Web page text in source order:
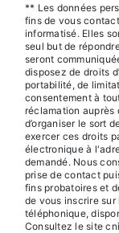
** Les données
fins de vous
informatisé. Elles
seul but de
seront
disposez de droits
portabilité, de
consentement à
réclamation auprès
d’organiser le sort
exercer ces droits
électronique à
demandé. Nous
prise de contact
fins probatoires et
de vous inscrire
téléphonique,
Consultez le site